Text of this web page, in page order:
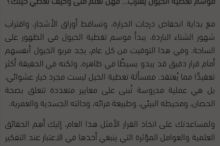
مع بداية انخفاض درجات الحرارة، وتساقط أوراق الأشجار، واقتراب
شهور الشتاء الباردة، يبدأ موسم تغطية الخيول في الظهور على
الساحة. وفي هذا التوقيت من كل عام، يجد مربو الخيول أنفسهم
أمام قرار دقيق قد يبدو بسيطًا في ظاهره، ولكنه في الحقيقة أكثر
تعقيدًا مما يُعتقد. فمسألة تغطية الخيل ليست مجرد خيار عشوائي،
بل هي عملية مدروسة تُبنى على معايير متعددة تتعلق بصحة
الحصان، ومحيطه البيئي، وطبيعة فرائه، وحالته الجسدية والعمرية.
ولمساعدتك على اتخاذ القرار الأمثل هذا العام، إليك أهم الحقائق
العلمية والعوامل المؤثرة التي ينبغي أخذها في الاعتبار عند التفكير